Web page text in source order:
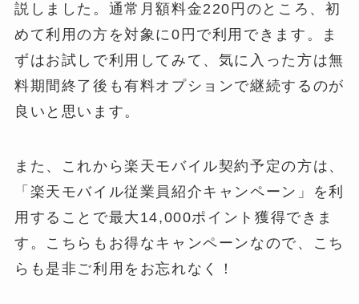
説しました。通常月額料金220円のところ、初
めて利用の方を対象に0円で利用できます。ま
ずはお試しで利用してみて、気に入った方は無
料期間終了後も有料オプションで継続するのが
良いと思います。
また、これから楽天モバイル契約予定の方は、
「楽天モバイル従業員紹介キャンペーン」を利
用することで最大14,000ポイント獲得できま
す。こちらもお得なキャンペーンなので、こち
らも是非ご利用をお忘れなく！